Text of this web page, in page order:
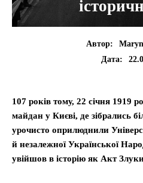
Автор:
Дата:
107 років тому, 22 січня 1919
майдан у Києві, де зібрались
урочисто оприлюднили
й незалежної Української
увійшов в історію як Акт